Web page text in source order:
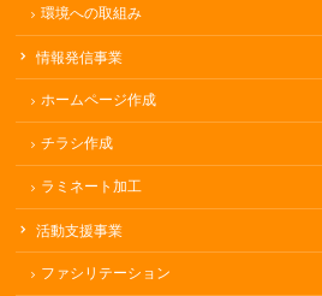
環境への取組み
情報発信事業
ホームページ作成
チラシ作成
ラミネート加工
活動支援事業
ファシリテーション